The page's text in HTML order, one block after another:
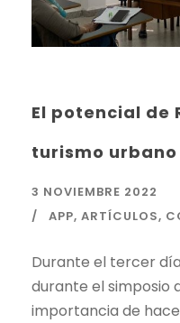
El potencial de
turismo
3 NOVIEMBRE 2022
APP, ARTÍCULOS,
Durante el tercer
durante el simposio
importancia de